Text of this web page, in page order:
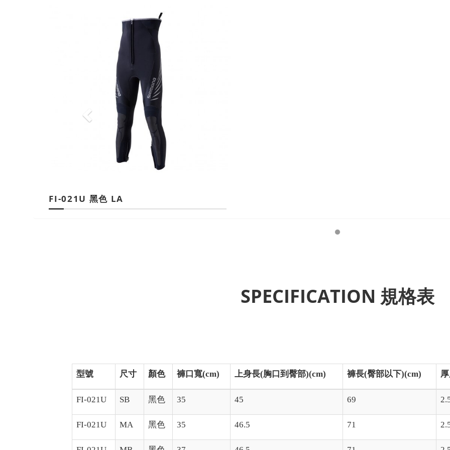
FI-021U 黑色 LA
SPECIFICATION 規格表
型號 尺寸 顏色 褲口寬(cm) 上身長(胸口到臀部)(cm) 褲長(臀部以下)(cm)
FI-021U SB 黑色 35 45 69
FI-021U MA 黑色 35 46.5 71